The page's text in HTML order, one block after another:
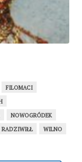
FILOMACI
NOWOGRÓDEK
RADZIWIŁŁ
WILNO